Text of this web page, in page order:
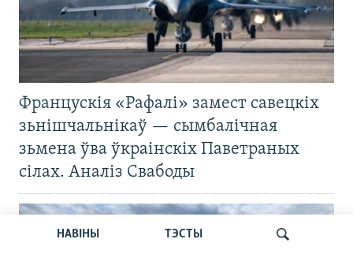
НАВІНЫ ТЭСТЫ
Францускія «Рафалі» замест савецкіх
зьнішчальнікаў — сымбалічная
зьмена ўва ўкраінскіх Паветраных
сілах. Аналіз Свабоды